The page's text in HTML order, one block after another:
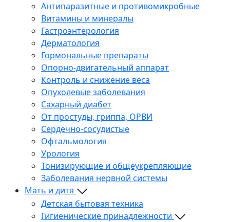
Антипаразитные и противомикробные
Витамины и минералы
Гастроэнтерология
Дерматология
Гормональные препараты
Опорно-двигательный аппарат
Контроль и снижение веса
Опухолевые заболевания
Сахарный диабет
От простуды, гриппа, ОРВИ
Сердечно-сосудистые
Офтальмология
Урология
Тонизирующие и общеукрепляющие
Заболевания нервной системы
Мать и дитя
Детская бытовая техника
Гигиенические принадлежности